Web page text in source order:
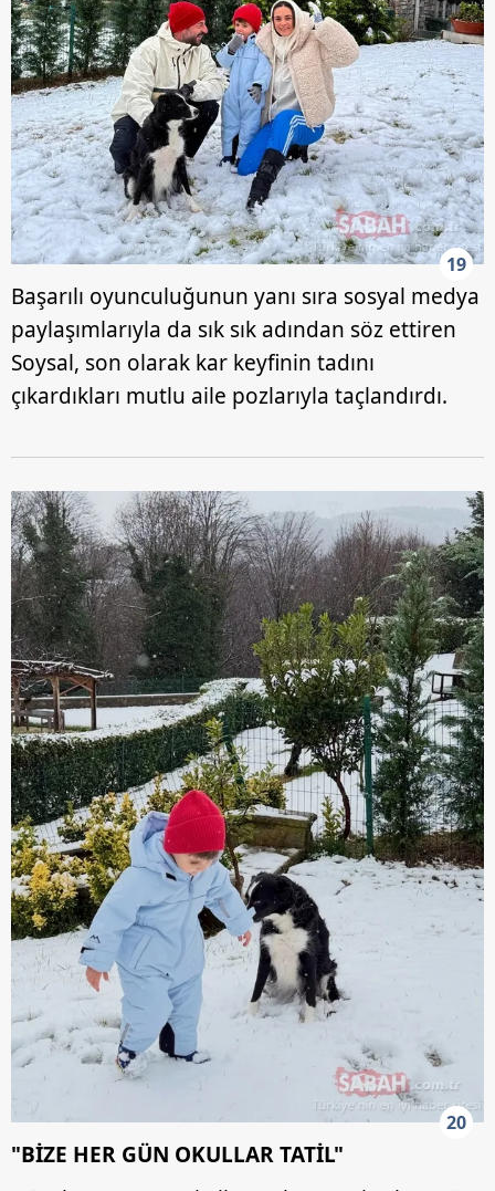
19
Başarılı oyunculuğunun yanı sıra sosyal medya
paylaşımlarıyla da sık sık adından söz ettiren
Soysal, son olarak kar keyfinin tadını
çıkardıkları mutlu aile pozlarıyla taçlandırdı.
20
"BİZE HER GÜN OKULLAR TATİL"